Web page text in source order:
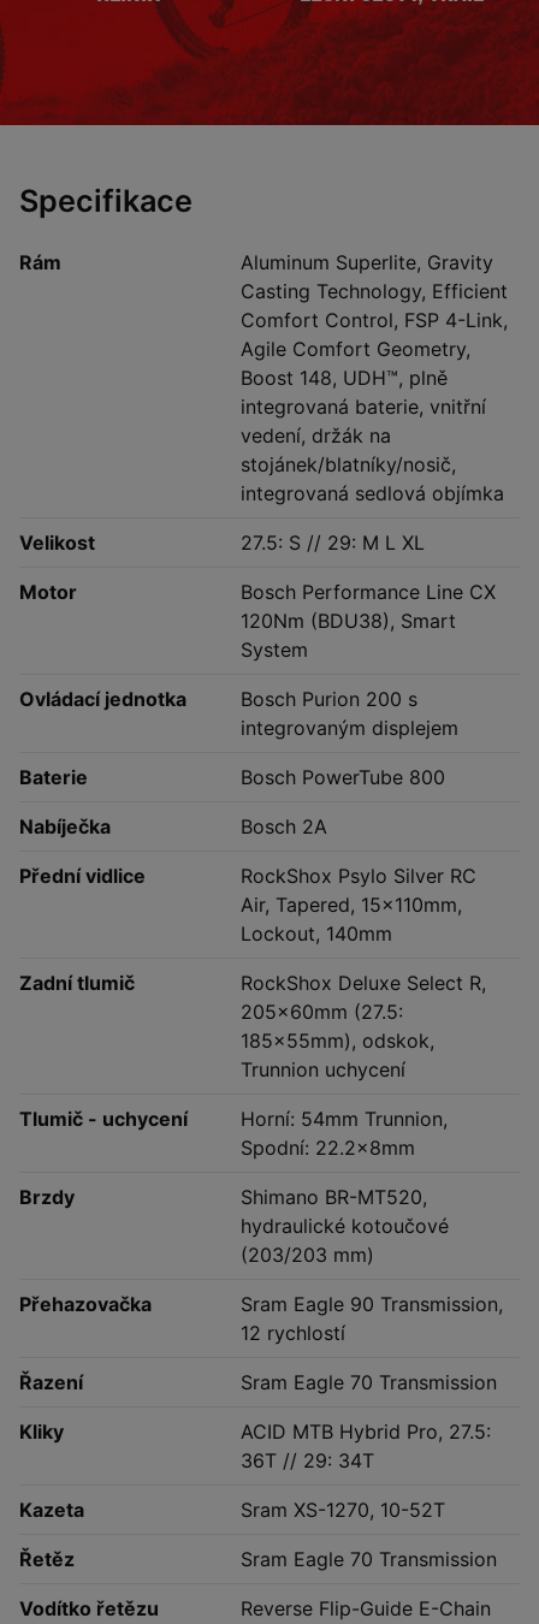
Specifikace
Rám
Aluminum Superlite, Gravity
Casting Technology, Efficient
Comfort Control, FSP 4-Link,
Agile Comfort Geometry,
Boost 148, UDH™, plně
integrovaná baterie, vnitřní
vedení, držák na
stojánek/blatníky/nosič,
integrovaná sedlová objímka
Velikost 27.5: S // 29: M L XL
Motor
Bosch Performance Line CX
120Nm (BDU38), Smart
System
Ovládací jednotka
Bosch Purion 200 s
integrovaným displejem
Baterie Bosch PowerTube 800
Nabíječka Bosch 2A
Přední vidlice
RockShox Psylo Silver RC
Air, Tapered, 15x110mm,
Lockout, 140mm
Zadní tlumič
RockShox Deluxe Select R,
205x60mm (27.5:
185x55mm), odskok,
Trunnion uchycení
Tlumič - uchycení
Horní: 54mm Trunnion,
Spodní: 22.2x8mm
Brzdy
Shimano BR-MT520,
hydraulické kotoučové
(203/203 mm)
Přehazovačka
Sram Eagle 90 Transmission,
12 rychlostí
Řazení Sram Eagle 70 Transmission
Kliky
ACID MTB Hybrid Pro, 27.5:
36T // 29: 34T
Kazeta Sram XS-1270, 10-52T
Řetěz Sram Eagle 70 Transmission
Vodítko řetězu
Reverse Flip-Guide E-Chain